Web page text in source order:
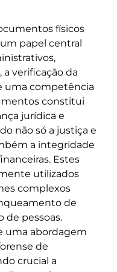
físicos
papel central
verificação da
uma competência
constitui
jurídica e
não só a justiça e
a integridade
Estes
utilizados
complexos
de
de pessoas.
uma abordagem
de
crucial a